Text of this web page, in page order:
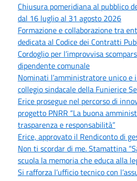
Chiusura pomeridiana al pubblico
dal 16 luglio al 31 agosto 2026
Formazione e collaborazione tra
dedicata al Codice dei Contratti
Cordoglio per l’improvvisa
dipendente comunale
Nominati l’amministratore unico e
collegio sindacale della Funierice
Erice prosegue nel percorso di
progetto PNRR “La buona
trasparenza e responsabilità”
Erice, approvato il Rendiconto di
Non ti scordar di me. Stamattina
scuola la memoria che educa alla
Si rafforza l’ufficio tecnico con